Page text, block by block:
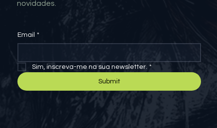
novidades.
Email *
Sim, inscreva-me na sua newsletter. *
Submit